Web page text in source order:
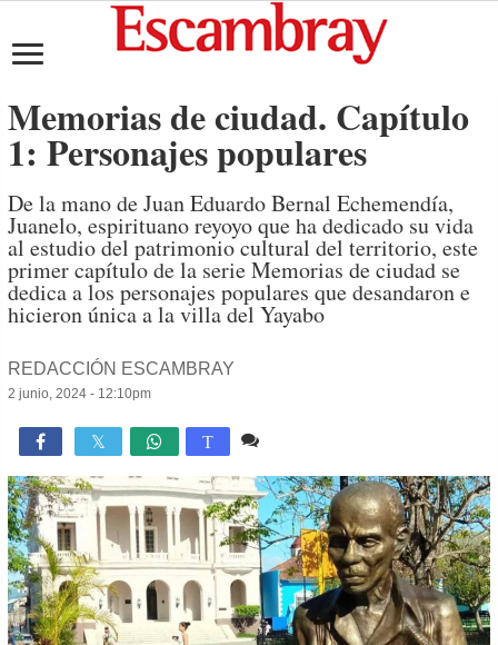
Memorias de ciudad. Capítulo
1: Personajes populares
De la mano de Juan Eduardo Bernal Echemendía,
Juanelo, espirituano reyoyo que ha dedicado su vida
al estudio del patrimonio cultural del territorio, este
primer capítulo de la serie Memorias de ciudad se
dedica a los personajes populares que desandaron e
hicieron única a la villa del Yayabo
REDACCIÓN ESCAMBRAY
2 junio, 2024 - 12:10pm
 T